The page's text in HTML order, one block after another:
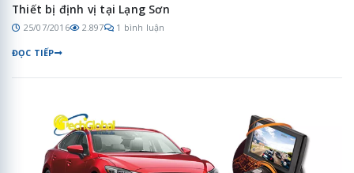
Thiết bị định vị tại Lạng Sơn
25/07/2016 2.897 1 bình luận
ĐỌC TIẾP